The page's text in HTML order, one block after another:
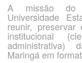
A missão do
Universidade
reunir,
institucional
administrativa)
Maringá em